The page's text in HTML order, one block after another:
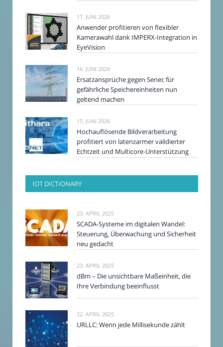
17. JUNI 2026
Anwender profitieren von flexibler
Kamerawahl dank IMPERX-Integration in
EyeVision
16. JUNI 2026
Ersatzansprüche gegen Senec für
gefährliche Speichereinheiten nun
geltend machen
15. JUNI 2026
Hochauflösende Bildverarbeitung
profitiert von latenzarmer validierter
Echtzeit und Multicore-Unterstützung
IOT DICTIONARY
23. APRIL 2025
SCADA-Systeme im digitalen Wandel:
Steuerung, Überwachung und Sicherheit
neu gedacht
23. APRIL 2025
dBm – Die unsichtbare Maßeinheit, die
Ihre Verbindung beeinflusst
22. APRIL 2025
URLLC: Wenn jede Millisekunde zählt